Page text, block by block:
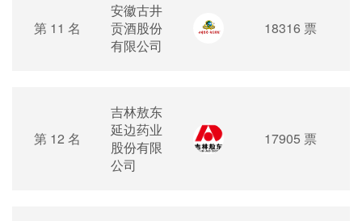
第 11 名
安徽古井
贡酒股份
有限公司
18316 票
第 12 名
吉林敖东
延边药业
股份有限
公司
17905 票